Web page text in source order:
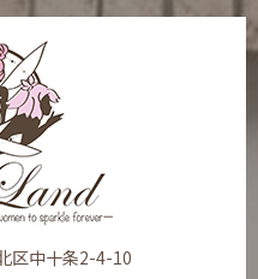
区中十条2-4-10